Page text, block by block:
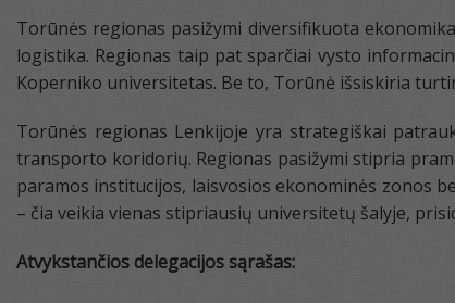
Torūnės regionas pasižymi diversifikuota
logistika. Regionas taip pat sparčiai vysto
Koperniko universitetas. Be to, Torūnė išsiskiria
Torūnės regionas Lenkijoje yra strategiškai
transporto koridorių. Regionas pasižymi stipria
paramos institucijos, laisvosios ekonominės zonos
– čia veikia vienas stipriausių universitetų šalyje,
Atvykstančios delegacijos sąrašas: